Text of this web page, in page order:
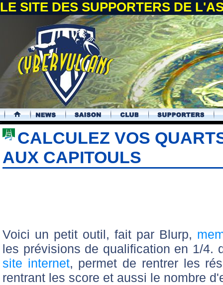
LE SITE DES SUPPORTERS DE
.
CALCULEZ VOS
AUX CAPITOULS
Voici un petit outil, fait par Blurp,
les prévisions de qualification en 1/4.
site internet, permet de rentrer les
rentrant les score et aussi le nombre